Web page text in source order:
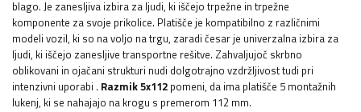
blago. Je zanesljiva izbira za ljudi, ki iščejo trpežne in trpežne
komponente za svoje prikolice. Platišče je kompatibilno z različnimi
modeli vozil, ki so na voljo na trgu, zaradi česar je univerzalna izbira za
ljudi, ki iščejo zanesljive transportne rešitve. Zahvaljujoč skrbno
oblikovani in ojačani strukturi nudi dolgotrajno vzdržljivost tudi pri
intenzivni uporabi . Razmik 5x112 pomeni, da ima platišče 5 montažnih
lukenj, ki se nahajajo na krogu s premerom 112 mm.